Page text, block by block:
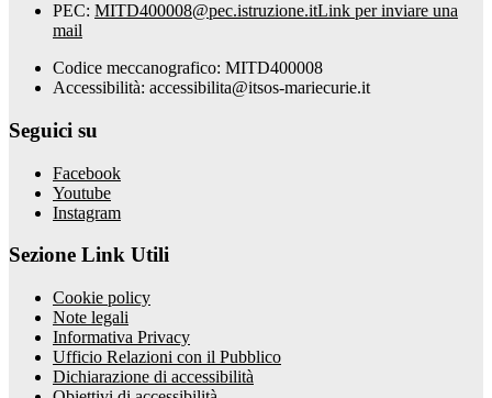
PEC: MITD400008@pec.istruzione.itLink per inviare una
mail
Codice meccanografico: MITD400008
Accessibilità: accessibilita@itsos-mariecurie.it
Seguici su
Facebook
Youtube
Instagram
Sezione Link Utili
Cookie policy
Note legali
Informativa Privacy
Ufficio Relazioni con il Pubblico
Dichiarazione di accessibilità